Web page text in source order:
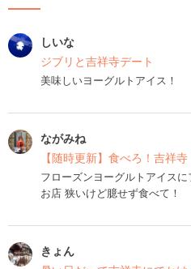
しいな
ジブリと吉祥寺デート
美味しいヨーグルトアイス！
ながみね
【随時更新】食べろ！吉祥寺
フローズンヨーグルトアイス
お店 狭いけど臆せず食べて！
きょん